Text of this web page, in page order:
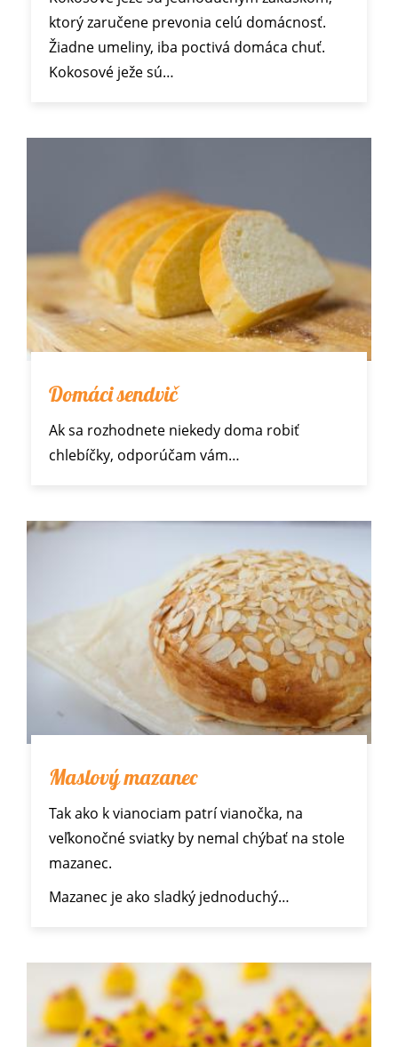
ktorý zaručene prevonia celú domácnosť.
Žiadne umeliny, iba poctivá domáca chuť.
Kokosové ježe sú…
Domáci sendvič
Ak sa rozhodnete niekedy doma robiť
chlebíčky, odporúčam vám…
Maslový mazanec
Tak ako k vianociam patrí vianočka, na
veľkonočné sviatky by nemal chýbať na stole
mazanec.
Mazanec je ako sladký jednoduchý…